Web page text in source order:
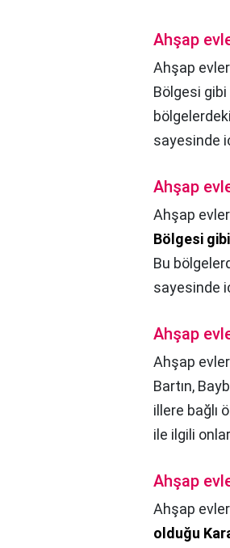
Ahşap
Ahşap
Bölgesi gibi
sayesinde
Ahşap
Ahşap
Bölgesi
Bu
sayesinde
Ahşap
Ahşap
Bartın,
illere bağlı
ile ilgili
Ahşap
Ahşap
olduğu